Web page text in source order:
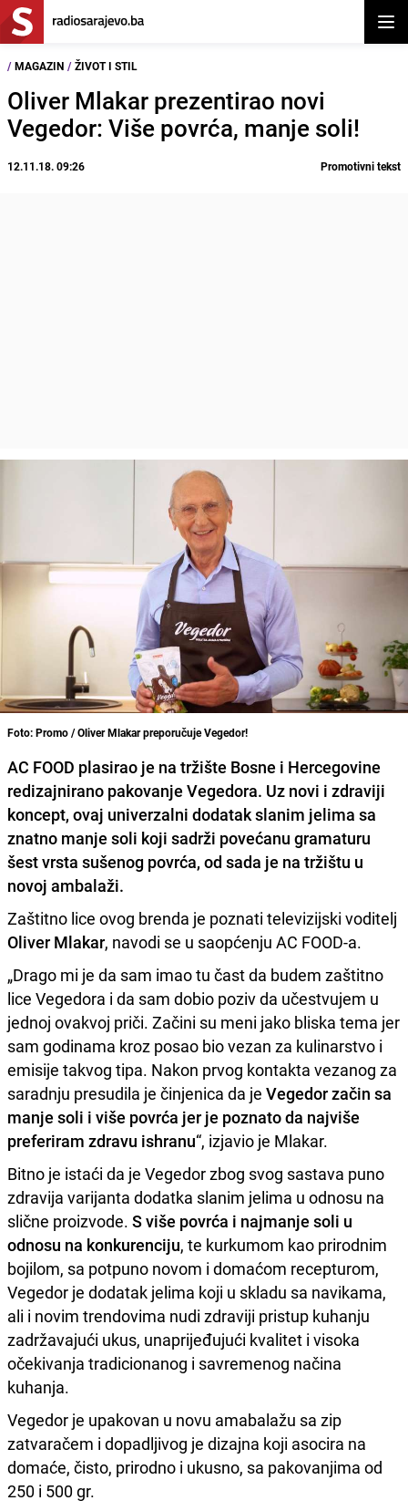
/ MAGAZIN / ŽIVOT I STIL
Oliver Mlakar prezentirao novi
Vegedor: Više povrća, manje soli!
12.11.18. 09:26 Promotivni tekst
Foto: Promo / Oliver Mlakar preporučuje Vegedor!
AC FOOD plasirao je na tržište Bosne i Hercegovine
redizajnirano pakovanje Vegedora. Uz novi i zdraviji
koncept, ovaj univerzalni dodatak slanim jelima sa
znatno manje soli koji sadrži povećanu gramaturu
šest vrsta sušenog povrća, od sada je na tržištu u
novoj ambalaži.
Zaštitno lice ovog brenda je poznati televizijski voditelj
Oliver Mlakar, navodi se u saopćenju AC FOOD-a.
„Drago mi je da sam imao tu čast da budem zaštitno
lice Vegedora i da sam dobio poziv da učestvujem u
jednoj ovakvoj priči. Začini su meni jako bliska tema jer
sam godinama kroz posao bio vezan za kulinarstvo i
emisije takvog tipa. Nakon prvog kontakta vezanog za
saradnju presudila je činjenica da je Vegedor začin sa
manje soli i više povrća jer je poznato da najviše
preferiram zdravu ishranu“, izjavio je Mlakar.
Bitno je istaći da je Vegedor zbog svog sastava puno
zdravija varijanta dodatka slanim jelima u odnosu na
slične proizvode. S više povrća i najmanje soli u
odnosu na konkurenciju, te kurkumom kao prirodnim
bojilom, sa potpuno novom i domaćom recepturom,
Vegedor je dodatak jelima koji u skladu sa navikama,
ali i novim trendovima nudi zdraviji pristup kuhanju
zadržavajući ukus, unaprijeđujući kvalitet i visoka
očekivanja tradicionanog i savremenog načina
kuhanja.
Vegedor je upakovan u novu amabalažu sa zip
zatvaračem i dopadljivog je dizajna koji asocira na
domaće, čisto, prirodno i ukusno, sa pakovanjima od
250 i 500 gr.